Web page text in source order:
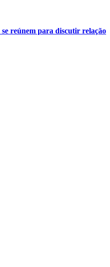
reúnem para discutir relação